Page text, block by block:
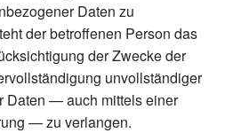
Daten zu
der betroffenen Person das
der Zwecke der
unvollständiger
Daten — auch mittels einer
— zu verlangen.